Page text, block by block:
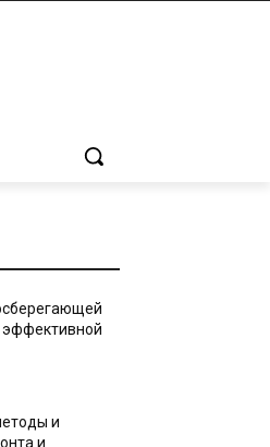
эффективной
и
и